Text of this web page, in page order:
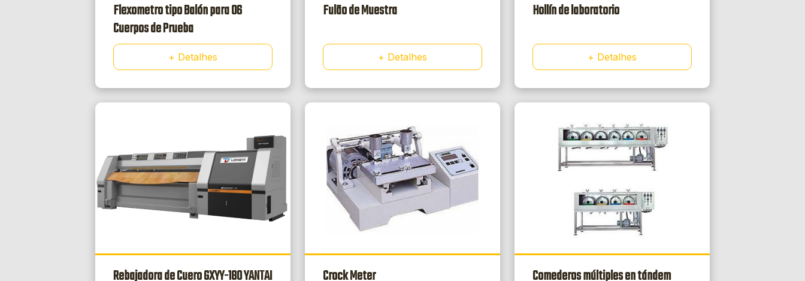
Flexometro tipo Balón para 06
Cuerpos de Prueba
+ Detalhes
Fulão de Muestra
+ Detalhes
Hollín de laboratorio
+ Detalhes
Rebajadora de Cuero GXYY-180 YANTAI
Crock Meter
Comederos múltiples en tándem